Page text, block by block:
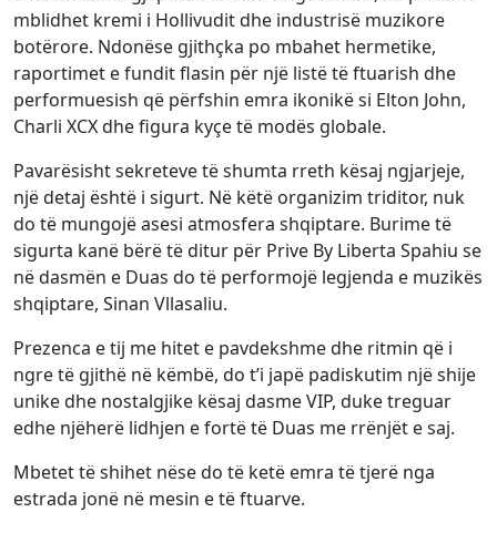
mblidhet kremi i Hollivudit dhe industrisë muzikore
botërore. Ndonëse gjithçka po mbahet hermetike,
raportimet e fundit flasin për një listë të ftuarish dhe
performuesish që përfshin emra ikonikë si Elton John,
Charli XCX dhe figura kyçe të modës globale.
Pavarësisht sekreteve të shumta rreth kësaj ngjarjeje,
një detaj është i sigurt. Në këtë organizim triditor, nuk
do të mungojë asesi atmosfera shqiptare. Burime të
sigurta kanë bërë të ditur për Prive By Liberta Spahiu se
në dasmën e Duas do të performojë legjenda e muzikës
shqiptare, Sinan Vllasaliu.
Prezenca e tij me hitet e pavdekshme dhe ritmin që i
ngre të gjithë në këmbë, do t’i japë padiskutim një shije
unike dhe nostalgjike kësaj dasme VIP, duke treguar
edhe njëherë lidhjen e fortë të Duas me rrënjët e saj.
Mbetet të shihet nëse do të ketë emra të tjerë nga
estrada jonë në mesin e të ftuarve.